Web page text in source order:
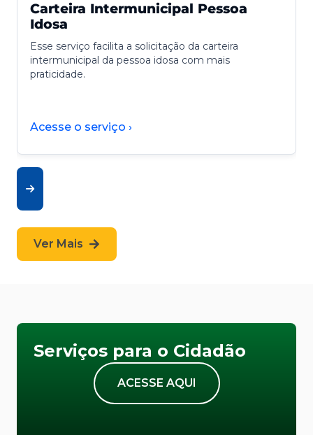
Carteira Intermunicipal Pessoa
Idosa
Esse serviço facilita a solicitação da carteira
intermunicipal da pessoa idosa com mais
praticidade.
Acesse o serviço ›
Ver Mais
Serviços para o Cidadão
ACESSE AQUI